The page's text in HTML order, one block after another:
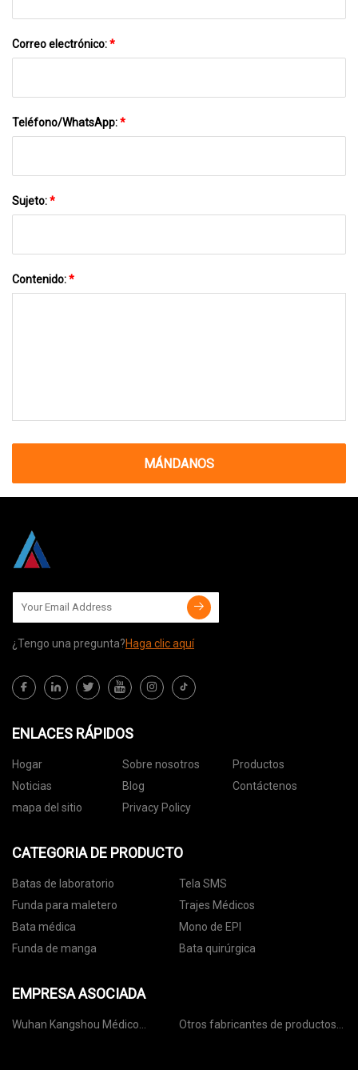
Correo electrónico:*
Teléfono/WhatsApp:*
Sujeto:*
Contenido:*
MÁNDANOS
¿Tengo una pregunta?Haga clic aquí
ENLACES RÁPIDOS
Hogar Sobre nosotros
Productos
Noticias
Blog
Contáctenos
mapa del sitio
Privacy Policy
CATEGORIA DE PRODUCTO
Batas de laboratorio
Tela SMS
Funda para maletero
Trajes Médicos
Bata médica
Mono de EPI
Funda de manga
Bata quirúrgica
EMPRESA ASOCIADA
Wuhan Kangshou Médico
Otros fabricantes de productos